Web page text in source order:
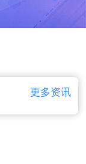
更多资讯